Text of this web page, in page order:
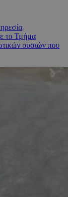
το Τμήμα
ουσιών που